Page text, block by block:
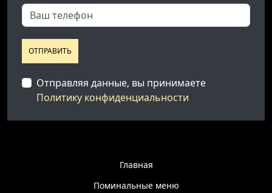
ОТПРАВИТЬ
Отправляя данные, вы принимаете
Политику конфиденциальности
Главная
Поминальные меню